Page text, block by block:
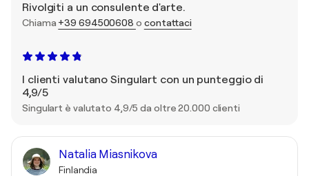
Rivolgiti a un consulente d'arte.
Chiama +39 694500608 o contattaci
I clienti valutano Singulart con un punteggio di
4,9/5
Singulart è valutato 4,9/5 da oltre 20.000 clienti
Natalia Miasnikova
Finlandia